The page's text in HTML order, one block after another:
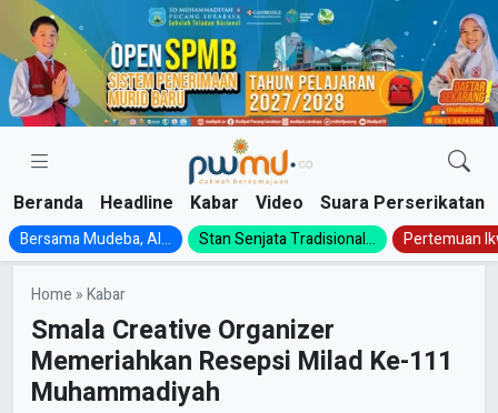
Skip
content
Beranda Headline Kabar Video Suara Perserikatan
Bersama Mudeba, Al... Stan Senjata Tradisional... Pertemuan
Home »Kabar
Smala Creative Organizer
Memeriahkan Resepsi Milad Ke-111
Muhammadiyah